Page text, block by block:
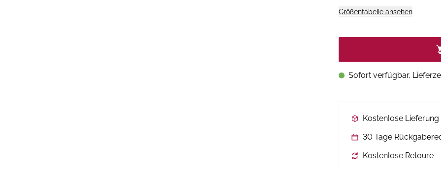
Größentabelle ansehen
Sofort verfügbar,
Kostenlose
30 Tage
Kostenlose Retoure